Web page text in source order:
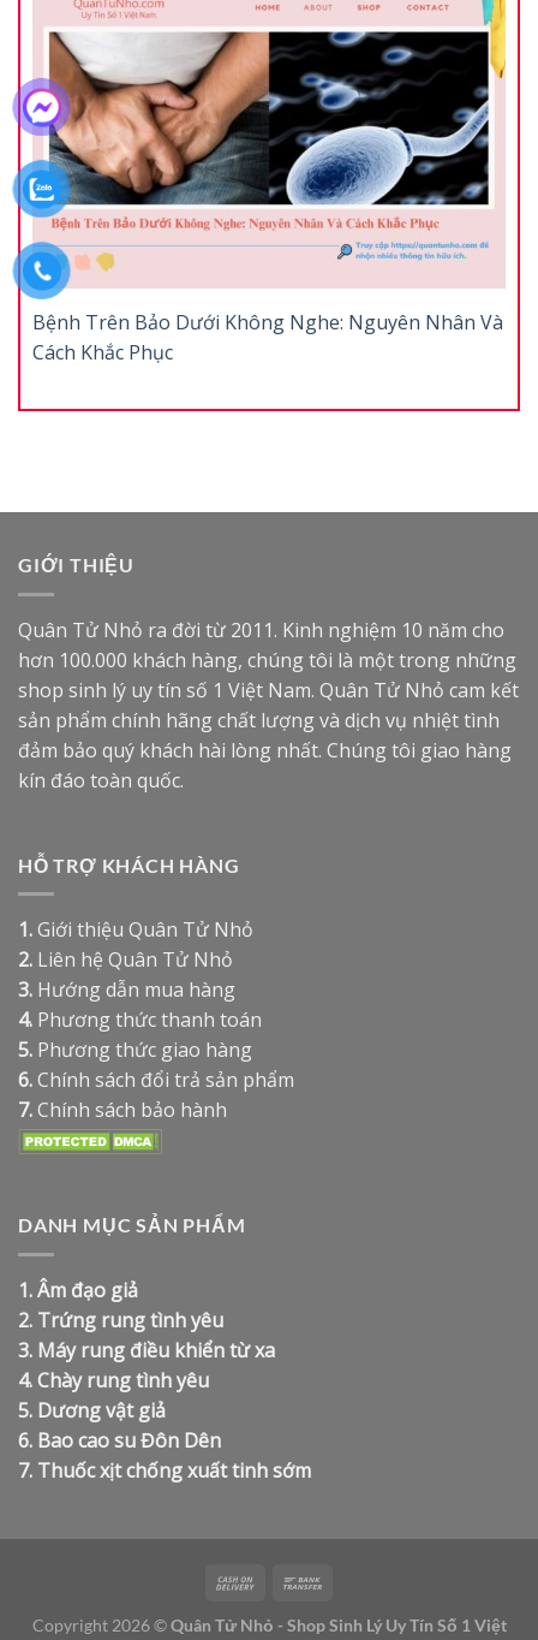
Bệnh Trên Bảo Dưới Không Nghe: Nguyên Nhân Và
Cách Khắc Phục
GIỚI THIỆU
Quân Tử Nhỏ ra đời từ 2011. Kinh nghiệm 10 năm cho
hơn 100.000 khách hàng, chúng tôi là một trong những
shop sinh lý uy tín số 1 Việt Nam. Quân Tử Nhỏ cam kết
sản phẩm chính hãng chất lượng và dịch vụ nhiệt tình
đảm bảo quý khách hài lòng nhất. Chúng tôi giao hàng
kín đáo toàn quốc.
HỖ TRỢ KHÁCH HÀNG
1.Giới thiệu Quân Tử Nhỏ
2. Liên hệ Quân Tử Nhỏ
3. Hướng dẫn mua hàng
4. Phương thức thanh toán
5. Phương thức giao hàng
6.Chính sách đổi trả sản phẩm
7.Chính sách bảo hành
DANH MỤC SẢN PHẨM
1.Âm đạo giả
2. Trứng rung tình yêu
3. Máy rung điều khiển từ xa
4.Chày rung tình yêu
5. Dương vật giả
6. Bao cao su Đôn Dên
7. Thuốc xịt chống xuất tinh sớm
Copyright 2026 ©Quân Tử Nhỏ - Shop Sinh Lý Uy Tín Số 1 Việt